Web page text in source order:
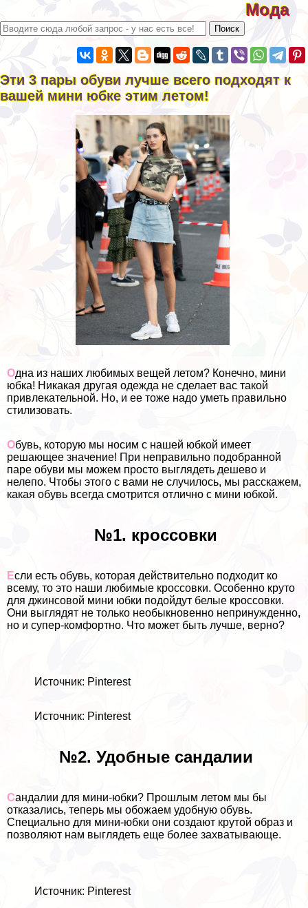
Мода
Эти 3 пары обуви лучше всего подходят к
вашей мини юбке этим летом!
Одна из наших любимых вещей летом? Конечно, мини
юбка! Никакая другая одежда не сделает вас такой
привлекательной. Но, и ее тоже надо уметь правильно
стилизовать.
Обувь, которую мы носим с нашей юбкой имеет
решающее значение! При неправильно подобранной
паре обуви мы можем просто выглядеть дешево и
нелепо. Чтобы этого с вами не случилось, мы расскажем,
какая обувь всегда смотрится отлично с мини юбкой.
№1. кроссовки
Если есть обувь, которая действительно подходит ко
всему, то это наши любимые кроссовки. Особенно круто
для джинсовой мини юбки подойдут белые кроссовки.
Они выглядят не только необыкновенно непринужденно,
но и супер-комфортно. Что может быть лучше, верно?
Источник: Pinterest
Источник: Pinterest
№2. Удобные сандалии
Сандалии для мини-юбки? Прошлым летом мы бы
отказались, теперь мы обожаем удобную обувь.
Специально для мини-юбки они создают крутой образ и
позволяют нам выглядеть еще более захватывающе.
Источник: Pinterest